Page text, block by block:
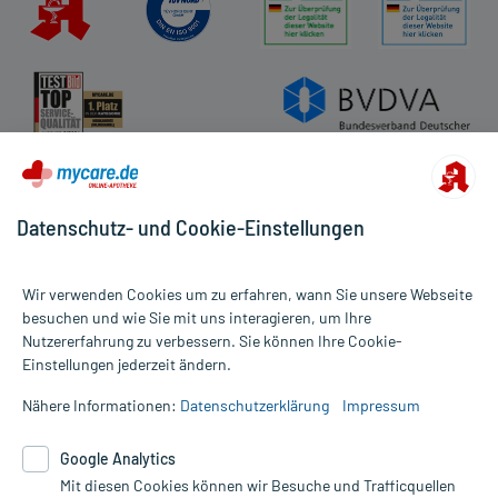
Alle Preise gelten inkl. MwSt., ggf. zzgl. Versandkosten
Informationen auf dieser Website werden ausschließlich für
die Untersuchung und Behandlung durch einen Arzt. Bitte
Therapien eingeleitet werden können. | Diese Webseite benutzt
Google Analytics. Lesen Sie bitte dazu die wichtigen Hinweise in
Datenschutz- und Cookie-Einstellungen
Wir verwenden Cookies um zu erfahren, wann Sie unsere Webseite
besuchen und wie Sie mit uns interagieren, um Ihre
Nutzererfahrung zu verbessern. Sie können Ihre Cookie-
Einstellungen jederzeit ändern.
Nähere Informationen: Datenschutzerklärung Impressum
Google Analytics
Mit diesen Cookies können wir Besuche und Trafficquellen